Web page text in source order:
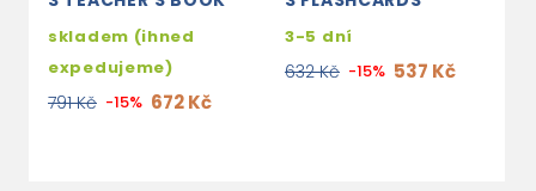
skladem (ihned
expedujeme)
791 Kč -15% 672 Kč
3-5 dní
632 Kč -15% 537 Kč